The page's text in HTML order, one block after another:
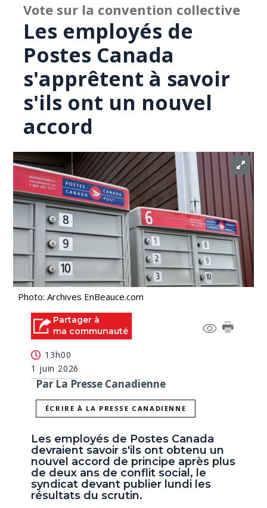
Vote sur la convention collective
Les employés de
Postes Canada
s'apprêtent à savoir
s'ils ont un nouvel
accord
Photo: Archives EnBeauce.com
Partager à
ma communauté
13h00
1 juin 2026
Par La Presse Canadienne
ÉCRIRE À LA PRESSE CANADIENNE
Les employés de Postes Canada
devraient savoir s'ils ont obtenu un
nouvel accord de principe après plus
de deux ans de conflit social, le
syndicat devant publier lundi les
résultats du scrutin.